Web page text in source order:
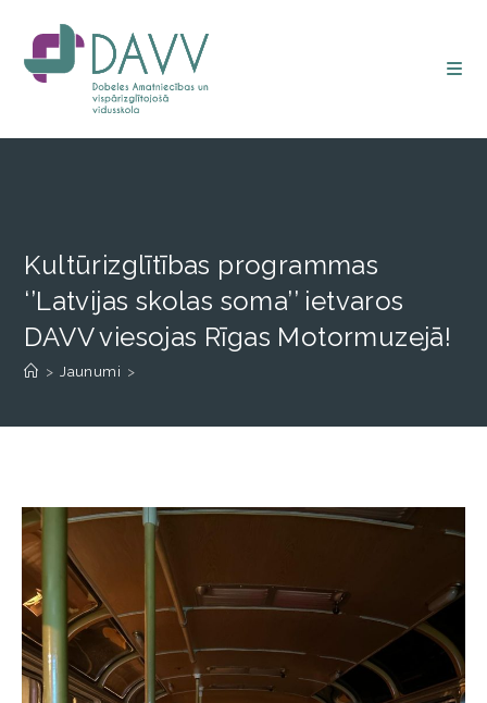
Kultūrizglītības programmas
‘’Latvijas skolas soma’’ ietvaros
DAVV viesojas Rīgas Motormuzejā!
> Jaunumi >